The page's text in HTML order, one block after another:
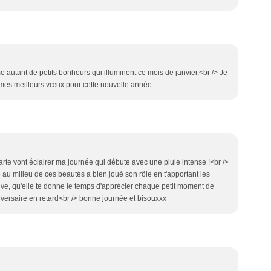
autant de petits bonheurs qui illuminent ce mois de janvier.<br /> Je
meilleurs vœux pour cette nouvelle année
vont éclairer ma journée qui débute avec une pluie intense !<br />
milieu de ces beautés a bien joué son rôle en t'apportant les
qu'elle te donne le temps d'apprécier chaque petit moment de
en retard<br /> bonne journée et bisouxxx